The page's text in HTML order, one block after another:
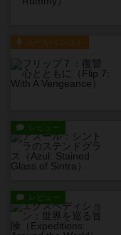
ルール/インスト
レビュー
レビュー